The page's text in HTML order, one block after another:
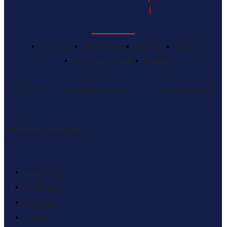
NOTICIAS AVICULTURA EVENTOS
PAISES
SALÓN DE LA FAMA
RANKING
El portal definitivo en español sobre la avicultura latinoamericana
Catedra Avícola
Mercados
Economia
Empresas
Opinion